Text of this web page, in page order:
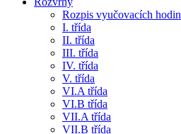
Rozpis vyučovacích hodin
I. třída
II. třída
III. třída
IV. třída
V. třída
VI.A třída
VI.B třída
VII.A třída
VII.B třída